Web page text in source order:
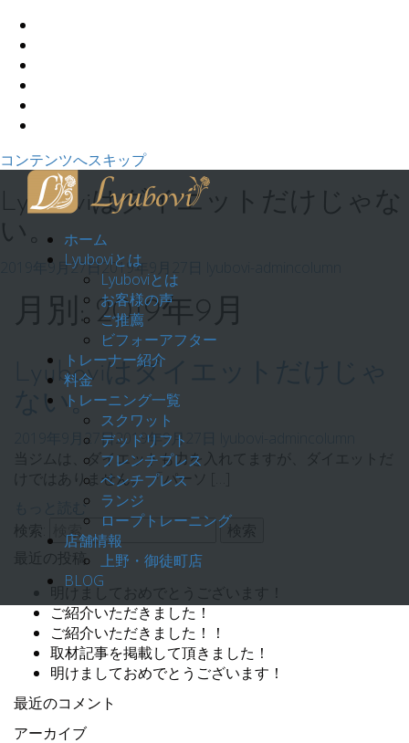
コンテンツへスキップ
ホーム
Lyuboviとは
Lyuboviとは
お客様の声
ご推薦
ビフォーアフター
トレーナー紹介
料金
トレーニング一覧
スクワット
デッドリフト
フレンチプレス
ベンチプレス
ランジ
ロープトレーニング
店舗情報
上野・御徒町店
BLOG
Lyuboviはダイエットだけじゃな
い。
2019年9月27日2019年9月27日
月別: 2019年9月
Lyuboviはダイエットだけじゃ
ない。
2019年9月27日2019年9月27日
当ジムは、ダイエットも力を入れてますが、ダイエットだ
けではありません。 「パーソ […]
もっと読む
検索:
最近の投稿
明けましておめでとうございます！
ご紹介いただきました！
ご紹介いただきました！！
取材記事を掲載して頂きました！
明けましておめでとうございます！
最近のコメント
アーカイブ